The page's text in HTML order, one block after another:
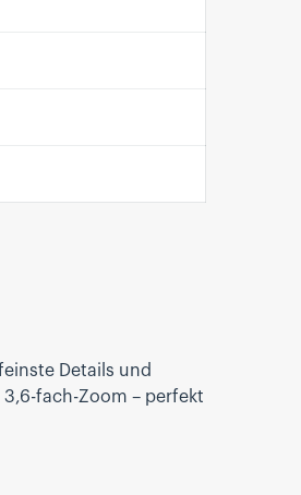
Details und
fach-Zoom – perfekt